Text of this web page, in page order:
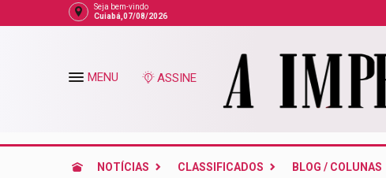
Seja bem-vindo
Cuiabá,07/08/2026
MENU ASSINE
NOTÍCIAS CLASSIFICADOS BLOG / COLUNAS